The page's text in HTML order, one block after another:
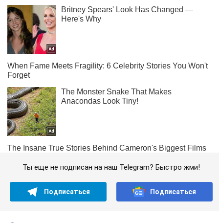
Ты еще не подписан на наш Telegram? Быстро жми!
Подписаться Подписаться